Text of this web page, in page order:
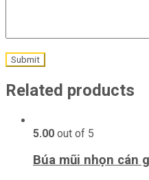
Related products
5.00 out of 5
Búa mũi nhọn cán